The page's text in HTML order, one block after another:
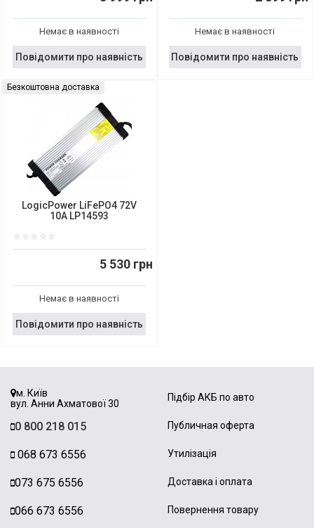
Немає в наявності
Повідомити про наявність
Немає в наявності
Повідомити про наявність
Безкоштовна доставка
LogicPower LiFePO4 72V
10A LP14593
5 530 грн
Немає в наявності
Повідомити про наявність
м. Київ
вул. Анни Ахматової 30
0 800 218 015
068 673 6556
073 675 6556
066 673 6556
Підбір АКБ по авто
Публичная оферта
Утилізація
Доставка і оплата
Повернення товару